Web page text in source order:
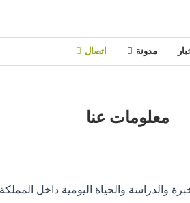
مدونة اتصال
معلومات عنا
والدراسة والحياة اليومية داخل